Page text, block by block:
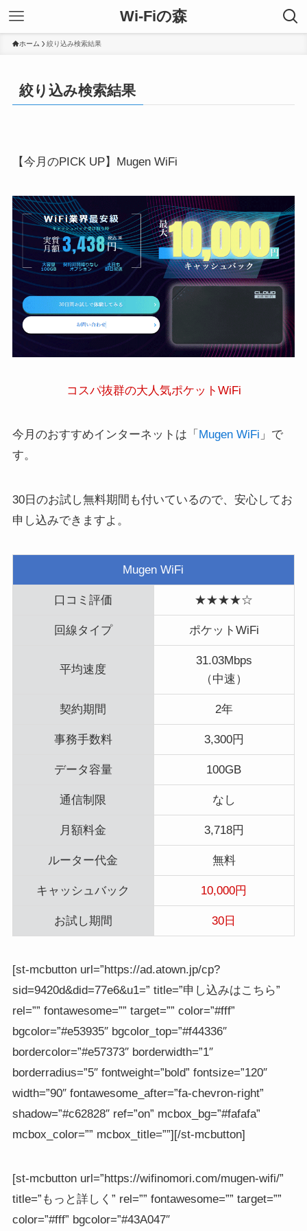
Wi-Fiの森
ホーム 絞り込み検索結果
絞り込み検索結果
【今月のPICK UP】Mugen WiFi
コスパ抜群の大人気ポケットWiFi
今月のおすすめインターネットは「 Mugen WiFi 」で
す。
30日のお試し無料期間も付いているので、安心してお
申し込みできますよ。
Mugen WiFi
口コミ評価 ★★★★☆
回線タイプ ポケットWiFi
平均速度
31.03Mbps
（中速）
契約期間 2年
事務手数料 3,300円
データ容量 100GB
通信制限 なし
月額料金 3,718円
ルーター代金 無料
キャッシュバック 10,000円
お試し期間 30日
[st-mcbutton url=”https://ad.atown.jp/cp?
sid=9420d&did=77e6&u1=” title=”申し込みはこちら”
rel=”” fontawesome=”” target=”” color=”#fff”
bgcolor=”#e53935″ bgcolor_top=”#f44336″
bordercolor=”#e57373″ borderwidth=”1″
borderradius=”5″ fontweight=”bold” fontsize=”120″
width=”90″ fontawesome_after=”fa-chevron-right”
shadow=”#c62828″ ref=”on” mcbox_bg=”#fafafa”
mcbox_color=”” mcbox_title=””][/st-mcbutton]
[st-mcbutton url=”https://wifinomori.com/mugen-wifi/”
title=”もっと詳しく” rel=”” fontawesome=”” target=””
color=”#fff” bgcolor=”#43A047″